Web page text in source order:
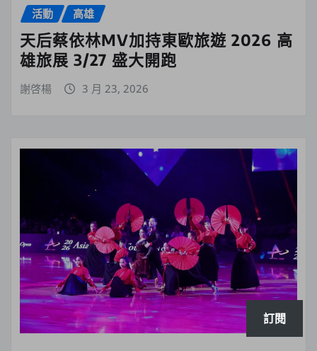
活動 高雄
天后蔡依林MV加持東歐旅遊 2026 高
雄旅展 3/27 盛大開跑
謝啓楊 3 月 23, 2026
訂閱